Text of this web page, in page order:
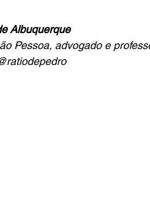
Albuquerque
Pessoa, advogado e